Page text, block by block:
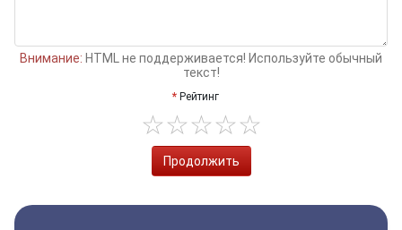
Внимание: HTML не поддерживается! Используйте обычный
текст!
Рейтинг
Продолжить